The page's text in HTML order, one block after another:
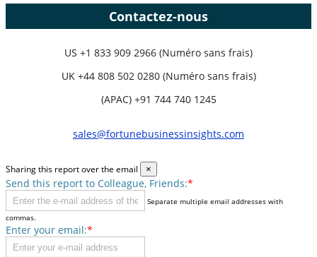
Contactez-nous
US +1 833 909 2966 (Numéro sans frais)
UK +44 808 502 0280 (Numéro sans frais)
(APAC) +91 744 740 1245
sales@fortunebusinessinsights.com
Sharing this report over the email ×
Send this report to Colleague, Friends:*
Separate multiple email addresses with
commas.
Enter your email:*